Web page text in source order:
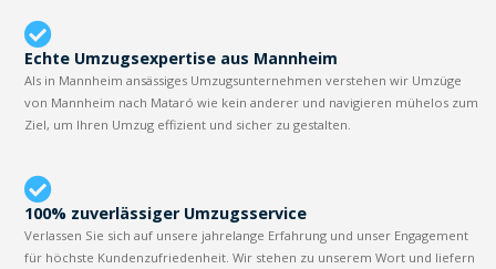
Echte Umzugsexpertise aus Mannheim
Als in Mannheim ansässiges Umzugsunternehmen verstehen wir Umzüge
von Mannheim nach Mataró wie kein anderer und navigieren mühelos zum
Ziel, um Ihren Umzug effizient und sicher zu gestalten.
100% zuverlässiger Umzugsservice
Verlassen Sie sich auf unsere jahrelange Erfahrung und unser Engagement
für höchste Kundenzufriedenheit. Wir stehen zu unserem Wort und liefern